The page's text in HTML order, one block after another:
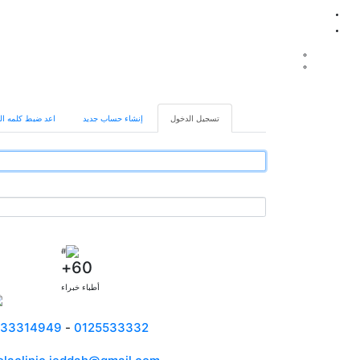
Primary
tabs
تسجيل الدخول إنشاء حساب جديد اعد ضبط كلمه
60+
أطباء خبراء
0125533332
-